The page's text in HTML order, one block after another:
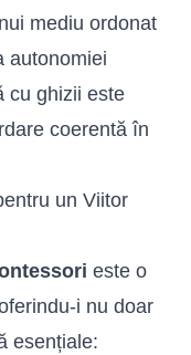
mediu ordonat
autonomiei
cu ghizii este
coerentă în
un Viitor
este o
i nu doar
esențiale: